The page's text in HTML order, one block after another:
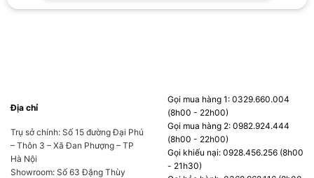
có thiết kế hiện đại được thiết
kế hiện đại với kích thước 268x291x518mm đồng
thời nặng 11.3kg. Cùng với bánh xe nhỏ được gắn
chắc chắn bên dưới máy, bất cứ người dùng nào
Địa chỉ
Trụ sở chính: Số 15 đường Đại Phú
– Thôn 3 – Xã Đan Phượng – TP
Hà Nội
Showroom: Số 63 Đặng Thùy
Gọi mua hàng 1: 0329.660.004
(8h00 - 22h00)
Gọi mua hàng 2: 0982.924.444
(8h00 - 22h00)
Gọi khiếu nại: 0928.456.256 (8h00
- 21h30)